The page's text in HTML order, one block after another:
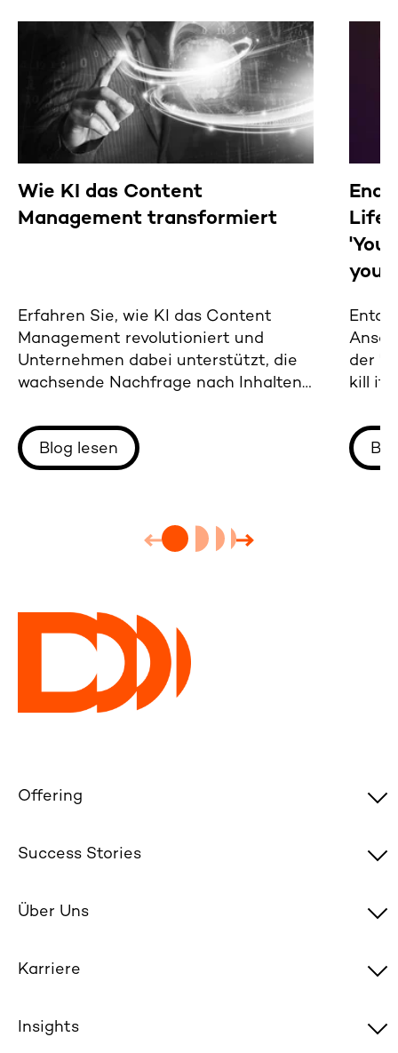
Wie KI das Content
Management transformiert
Erfahren Sie, wie KI das Content
Management revolutioniert und
Unternehmen dabei unterstützt, die
wachsende Nachfrage nach Inhalten
Blog lesen
'You
you
der
kill it'
Offering
Success Stories
Über Uns
Karriere
Insights